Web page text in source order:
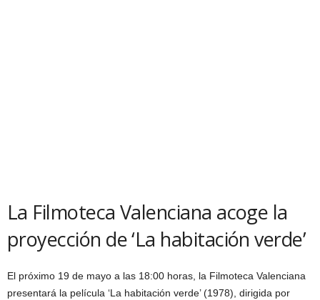
La Filmoteca Valenciana acoge la
proyección de ‘La habitación verde’
El próximo 19 de mayo a las 18:00 horas, la Filmoteca Valenciana
presentará la película ‘La habitación verde’ (1978), dirigida por